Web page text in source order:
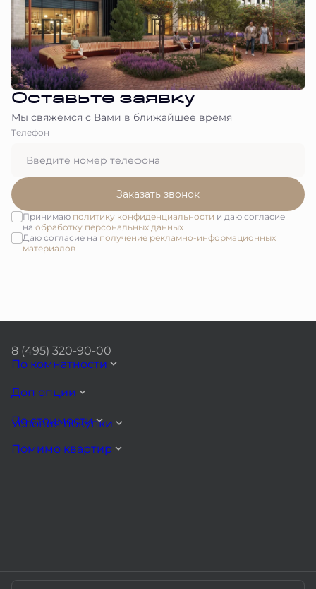
Оставьте заявку
Мы свяжемся с Вами в ближайшее время
Tелефон
Заказать звонок
Принимаю политику конфиденциальности и даю согласие
на обработку персональных данных
Даю согласие на получение рекламно-информационных
материалов
По комнатности
Доп опции
По стоимости
Помимо квартир
Условия покупки
8 (495) 320-90-00